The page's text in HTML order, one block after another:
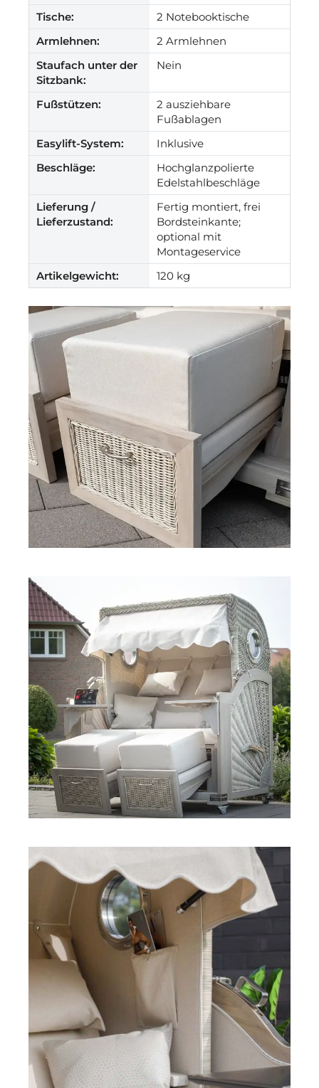
Tische:
2 Notebooktische
Armlehnen:
2 Armlehnen
Staufach unter der
Sitzbank:
Nein
Fußstützen:
2 ausziehbare
Fußablagen
Easylift-System:
Inklusive
Beschläge:
Hochglanzpolierte
Edelstahlbeschläge
Lieferung /
Lieferzustand:
Fertig montiert, frei
Bordsteinkante;
optional mit
Montageservice
Artikelgewicht:
120 kg